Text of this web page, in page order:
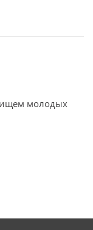
ищем молодых